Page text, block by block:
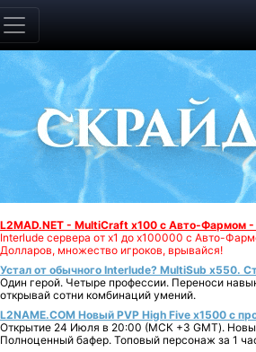
L2MAD.NET - MultiCraft x100 с Авто-Фармом
Interlude сервера от х1 до х100000 с Авто-
Долларов, множество игроков, врывайся!
Устал от обычного Interlude? MultiSub x550.
Один герой. Четыре профессии. Переноси
открывай сотни комбинаций умений.
L2NAME.COM Новый PVP High Five x1500 с
Открытие 24 Июля в 20:00 (МСК +3 GMT).
Полноценный бафер. Топовый персонаж за 1